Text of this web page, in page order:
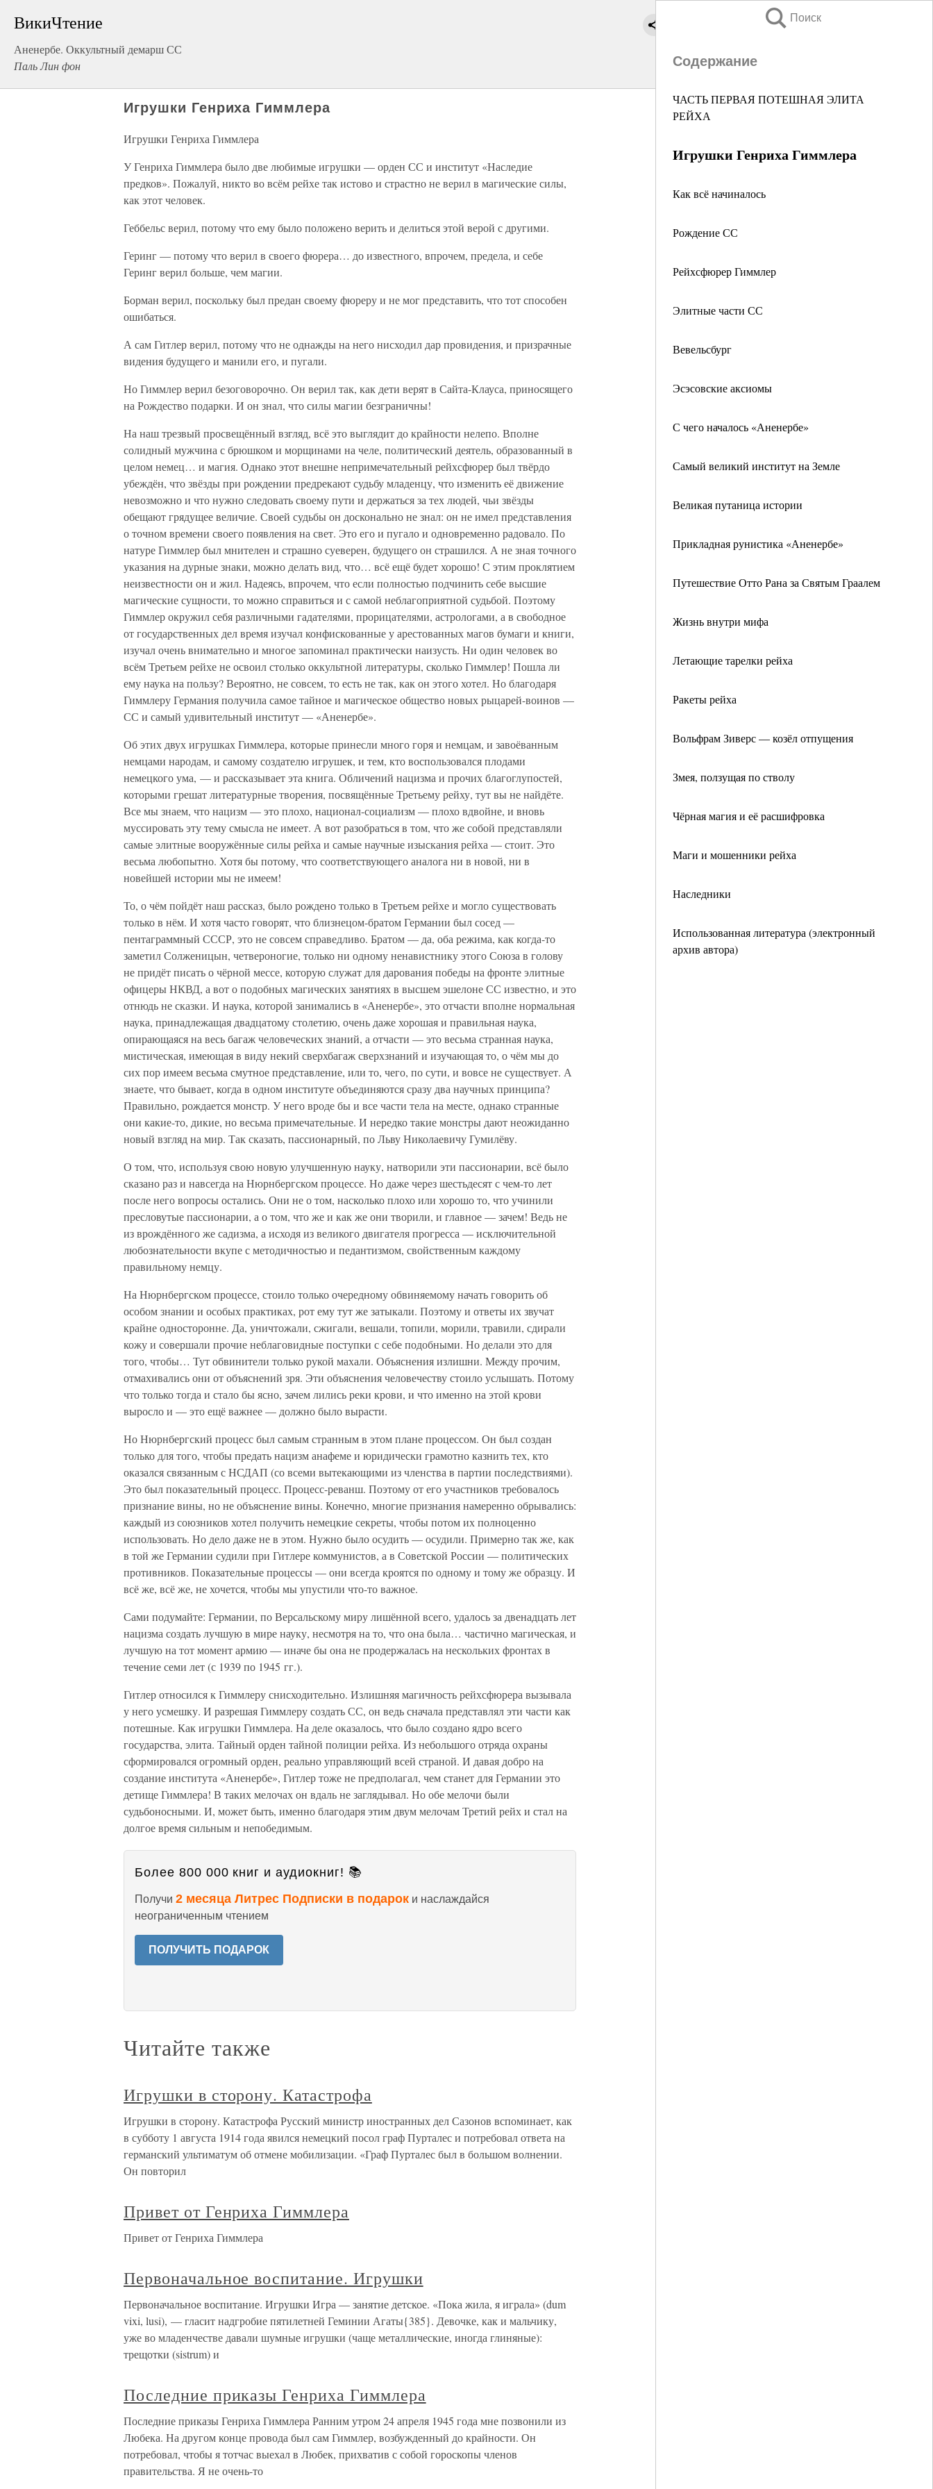
ВикиЧтение
Аненербе. Оккультный демарш СС
Паль Лин фон
Поиск
Содержание
ЧАСТЬ ПЕРВАЯ ПОТЕШНАЯ ЭЛИТА
РЕЙХА
Игрушки Генриха Гиммлера
Как всё начиналось
Рождение СС
Рейхсфюрер Гиммлер
Элитные части СС
Вевельсбург
Эсэсовские аксиомы
С чего началось «Аненербе»
Самый великий институт на Земле
Великая путаница истории
Прикладная рунистика «Аненербе»
Путешествие Отто Рана за Святым Граалем
Жизнь внутри мифа
Летающие тарелки рейха
Ракеты рейха
Вольфрам Зиверс — козёл отпущения
Змея, ползущая по стволу
Чёрная магия и её расшифровка
Маги и мошенники рейха
Наследники
Использованная литература (электронный
архив автора)
Игрушки Генриха Гиммлера
Игрушки Генриха Гиммлера
У Генриха Гиммлера было две любимые игрушки — орден СС и институт «Наследие
предков». Пожалуй, никто во всём рейхе так истово и страстно не верил в магические силы,
как этот человек.
Геббельс верил, потому что ему было положено верить и делиться этой верой с другими.
Геринг — потому что верил в своего фюрера… до известного, впрочем, предела, и себе
Геринг верил больше, чем магии.
Борман верил, поскольку был предан своему фюреру и не мог представить, что тот способен
ошибаться.
А сам Гитлер верил, потому что не однажды на него нисходил дар провидения, и призрачные
видения будущего и манили его, и пугали.
Но Гиммлер верил безоговорочно. Он верил так, как дети верят в Сайта-Клауса, приносящего
на Рождество подарки. И он знал, что силы магии безграничны!
На наш трезвый просвещённый взгляд, всё это выглядит до крайности нелепо. Вполне
солидный мужчина с брюшком и морщинами на челе, политический деятель, образованный в
целом немец… и магия. Однако этот внешне непримечательный рейхсфюрер был твёрдо
убеждён, что звёзды при рождении предрекают судьбу младенцу, что изменить её движение
невозможно и что нужно следовать своему пути и держаться за тех людей, чьи звёзды
обещают грядущее величие. Своей судьбы он досконально не знал: он не имел представления
о точном времени своего появления на свет. Это его и пугало и одновременно радовало. По
натуре Гиммлер был мнителен и страшно суеверен, будущего он страшился. А не зная точного
указания на дурные знаки, можно делать вид, что… всё ещё будет хорошо! С этим проклятием
неизвестности он и жил. Надеясь, впрочем, что если полностью подчинить себе высшие
магические сущности, то можно справиться и с самой неблагоприятной судьбой. Поэтому
Гиммлер окружил себя различными гадателями, прорицателями, астрологами, а в свободное
от государственных дел время изучал конфискованные у арестованных магов бумаги и книги,
изучал очень внимательно и многое запоминал практически наизусть. Ни один человек во
всём Третьем рейхе не освоил столько оккультной литературы, сколько Гиммлер! Пошла ли
ему наука на пользу? Вероятно, не совсем, то есть не так, как он этого хотел. Но благодаря
Гиммлеру Германия получила самое тайное и магическое общество новых рыцарей-воинов —
СС и самый удивительный институт — «Аненербе».
Об этих двух игрушках Гиммлера, которые принесли много горя и немцам, и завоёванным
немцами народам, и самому создателю игрушек, и тем, кто воспользовался плодами
немецкого ума, — и рассказывает эта книга. Обличений нацизма и прочих благоглупостей,
которыми грешат литературные творения, посвящённые Третьему рейху, тут вы не найдёте.
Все мы знаем, что нацизм — это плохо, национал-социализм — плохо вдвойне, и вновь
муссировать эту тему смысла не имеет. А вот разобраться в том, что же собой представляли
самые элитные вооружённые силы рейха и самые научные изыскания рейха — стоит. Это
весьма любопытно. Хотя бы потому, что соответствующего аналога ни в новой, ни в
новейшей истории мы не имеем!
То, о чём пойдёт наш рассказ, было рождено только в Третьем рейхе и могло существовать
только в нём. И хотя часто говорят, что близнецом-братом Германии был сосед —
пентаграммный СССР, это не совсем справедливо. Братом — да, оба режима, как когда-то
заметил Солженицын, четвероногие, только ни одному ненавистнику этого Союза в голову
не придёт писать о чёрной мессе, которую служат для дарования победы на фронте элитные
офицеры НКВД, а вот о подобных магических занятиях в высшем эшелоне СС известно, и это
отнюдь не сказки. И наука, которой занимались в «Аненербе», это отчасти вполне нормальная
наука, принадлежащая двадцатому столетию, очень даже хорошая и правильная наука,
опирающаяся на весь багаж человеческих знаний, а отчасти — это весьма странная наука,
мистическая, имеющая в виду некий сверхбагаж сверхзнаний и изучающая то, о чём мы до
сих пор имеем весьма смутное представление, или то, чего, по сути, и вовсе не существует. А
знаете, что бывает, когда в одном институте объединяются сразу два научных принципа?
Правильно, рождается монстр. У него вроде бы и все части тела на месте, однако странные
они какие-то, дикие, но весьма примечательные. И нередко такие монстры дают неожиданно
новый взгляд на мир. Так сказать, пассионарный, по Льву Николаевичу Гумилёву.
О том, что, используя свою новую улучшенную науку, натворили эти пассионарии, всё было
сказано раз и навсегда на Нюрнбергском процессе. Но даже через шестьдесят с чем-то лет
после него вопросы остались. Они не о том, насколько плохо или хорошо то, что учинили
пресловутые пассионарии, а о том, что же и как же они творили, и главное — зачем! Ведь не
из врождённого же садизма, а исходя из великого двигателя прогресса — исключительной
любознательности вкупе с методичностью и педантизмом, свойственным каждому
правильному немцу.
На Нюрнбергском процессе, стоило только очередному обвиняемому начать говорить об
особом знании и особых практиках, рот ему тут же затыкали. Поэтому и ответы их звучат
крайне односторонне. Да, уничтожали, сжигали, вешали, топили, морили, травили, сдирали
кожу и совершали прочие неблаговидные поступки с себе подобными. Но делали это для
того, чтобы… Тут обвинители только рукой махали. Объяснения излишни. Между прочим,
отмахивались они от объяснений зря. Эти объяснения человечеству стоило услышать. Потому
что только тогда и стало бы ясно, зачем лились реки крови, и что именно на этой крови
выросло и — это ещё важнее — должно было вырасти.
Но Нюрнбергский процесс был самым странным в этом плане процессом. Он был создан
только для того, чтобы предать нацизм анафеме и юридически грамотно казнить тех, кто
оказался связанным с НСДАП (со всеми вытекающими из членства в партии последствиями).
Это был показательный процесс. Процесс-реванш. Поэтому от его участников требовалось
признание вины, но не объяснение вины. Конечно, многие признания намеренно обрывались:
каждый из союзников хотел получить немецкие секреты, чтобы потом их полноценно
использовать. Но дело даже не в этом. Нужно было осудить — осудили. Примерно так же, как
в той же Германии судили при Гитлере коммунистов, а в Советской России — политических
противников. Показательные процессы — они всегда кроятся по одному и тому же образцу. И
всё же, всё же, не хочется, чтобы мы упустили что-то важное.
Сами подумайте: Германии, по Версальскому миру лишённой всего, удалось за двенадцать лет
нацизма создать лучшую в мире науку, несмотря на то, что она была… частично магическая, и
лучшую на тот момент армию — иначе бы она не продержалась на нескольких фронтах в
течение семи лет (с 1939 по 1945 гг.).
Гитлер относился к Гиммлеру снисходительно. Излишняя магичность рейхсфюрера вызывала
у него усмешку. И разрешая Гиммлеру создать СС, он ведь сначала представлял эти части как
потешные. Как игрушки Гиммлера. На деле оказалось, что было создано ядро всего
государства, элита. Тайный орден тайной полиции рейха. Из небольшого отряда охраны
сформировался огромный орден, реально управляющий всей страной. И давая добро на
создание института «Аненербе», Гитлер тоже не предполагал, чем станет для Германии это
детище Гиммлера! В таких мелочах он вдаль не заглядывал. Но обе мелочи были
судьбоносными. И, может быть, именно благодаря этим двум мелочам Третий рейх и стал на
долгое время сильным и непобедимым.
Более 800 000 книг и аудиокниг! 📚
Получи 2 месяца Литрес Подписки в подарок и наслаждайся
неограниченным чтением
ПОЛУЧИТЬ ПОДАРОК
Читайте также
Игрушки в сторону. Катастрофа
Игрушки в сторону. Катастрофа Русский министр иностранных дел Сазонов вспоминает, как
в субботу 1 августа 1914 года явился немецкий посол граф Пурталес и потребовал ответа на
германский ультиматум об отмене мобилизации. «Граф Пурталес был в большом волнении.
Он повторил
Привет от Генриха Гиммлера
Привет от Генриха Гиммлера
Первоначальное воспитание. Игрушки
Первоначальное воспитание. Игрушки Игра — занятие детское. «Пока жила, я играла» (dum
vixi, lusi), — гласит надгробие пятилетней Геминии Агаты{385}. Девочке, как и мальчику,
уже во младенчестве давали шумные игрушки (чаще металлические, иногда глиняные):
трещотки (sistrum) и
Последние приказы Генриха Гиммлера
Последние приказы Генриха Гиммлера Ранним утром 24 апреля 1945 года мне позвонили из
Любека. На другом конце провода был сам Гиммлер, возбужденный до крайности. Он
потребовал, чтобы я тотчас выехал в Любек, прихватив с собой гороскопы членов
правительства. Я не очень-то